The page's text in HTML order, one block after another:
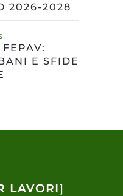
2026-2028
E SFIDE
LAVORI]